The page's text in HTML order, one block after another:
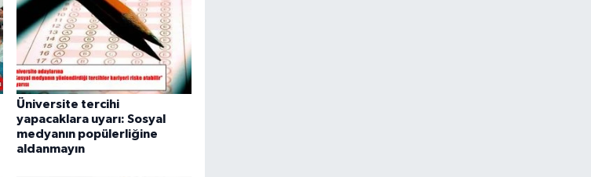
Üniversite tercihi
yapacaklara uyarı: Sosyal
medyanın popülerliğine
aldanmayın